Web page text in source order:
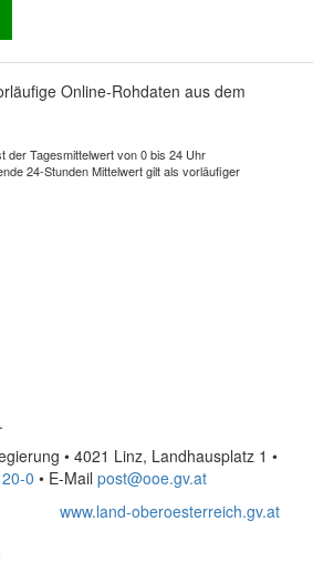
Online-Rohdaten aus dem
der Tagesmittelwert von 0 bis 24 Uhr
24-Stunden Mittelwert gilt als vorläufiger
.
• 4021 Linz, Landhausplatz 1 •
0 • E-Mail post@ooe.gv.at
www.land-oberoesterreich.gv.at